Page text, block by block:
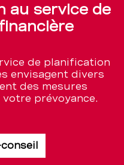
au service de
de planification
envisagent divers
des mesures
prévoyance.